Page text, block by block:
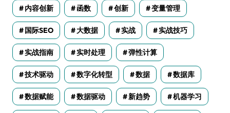
内容创新 函数 创新 变量管理
国际SEO 大数据 实战 实战技巧
实战指南 实时处理 弹性计算
技术驱动 数字化转型 数据 数据库
数据赋能 数据驱动 新趋势 机器学习